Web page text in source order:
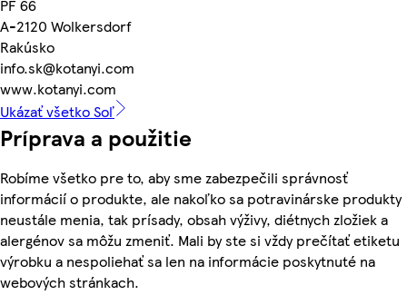
PF 66
A-2120 Wolkersdorf
Rakúsko
info.sk@kotanyi.com
www.kotanyi.com
Ukázať všetko Soľ
Príprava a použitie
Robíme všetko pre to, aby sme zabezpečili správnosť
informácií o produkte, ale nakoľko sa potravinárske produkty
neustále menia, tak prísady, obsah výživy, diétnych zložiek a
alergénov sa môžu zmeniť. Mali by ste si vždy prečítať etiketu
výrobku a nespoliehať sa len na informácie poskytnuté na
webových stránkach.